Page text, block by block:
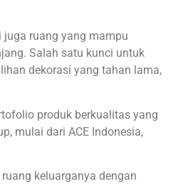
juga ruang yang mampu
Salah satu kunci untuk
dekorasi yang tahan lama,
produk berkualitas yang
mulai dari ACE Indonesia,
keluarganya dengan